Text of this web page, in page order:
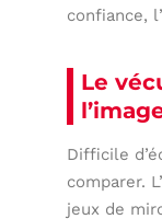
confiance,
Le
Difficile
comparer.
jeux de